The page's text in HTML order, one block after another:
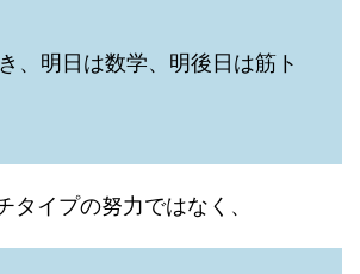
、明日は数学、明後日は筋ト
タイプの努力ではなく、